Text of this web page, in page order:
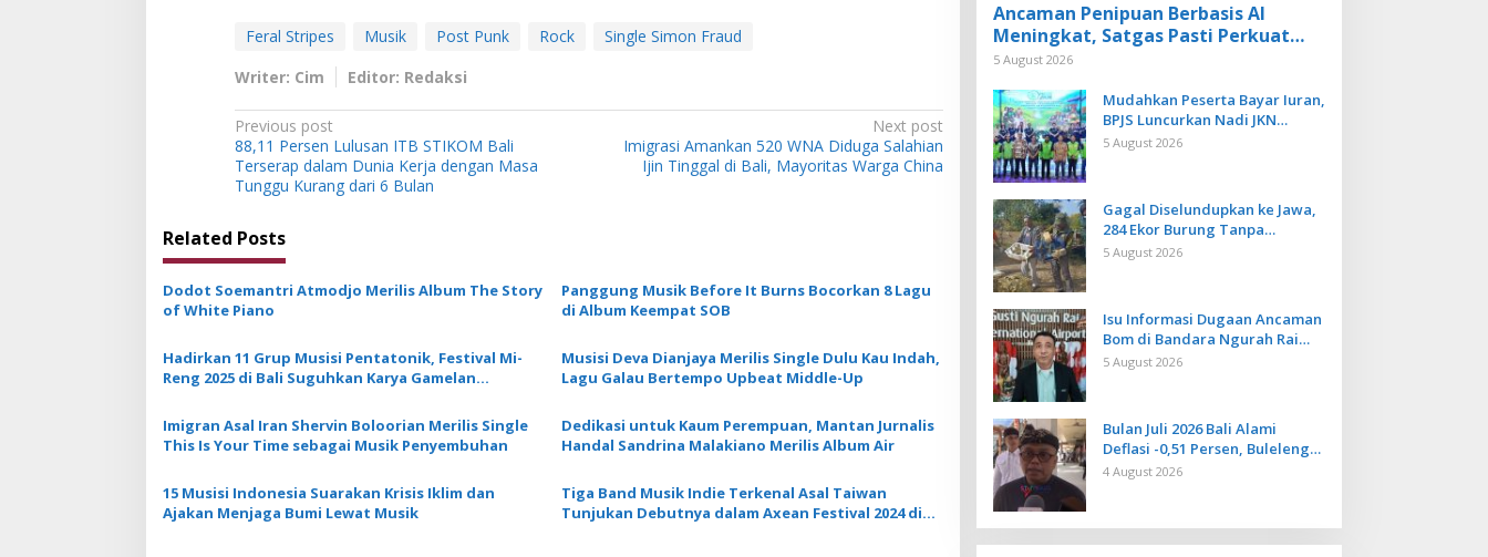
Feral Stripes Musik Post Punk Rock
Single Simon Fraud
Writer: Cim
Editor: Redaksi
P
o
s
t
n
a
v
i
g
t
o
n
Previous post
88,11 Persen Lulusan ITB STIKOM Bali
Terserap dalam Dunia Kerja dengan Masa
Tunggu Kurang dari 6 Bulan
Next post
Imigrasi Amankan 520 WNA Diduga Salahian
Ijin Tinggal di Bali, Mayoritas Warga China
Related Posts
Dodot Soemantri Atmodjo Merilis Album The Story
of White Piano
Panggung Musik Before It Burns Bocorkan 8 Lagu
di Album Keempat SOB
Hadirkan 11 Grup Musisi Pentatonik, Festival Mi-
Reng 2025 di Bali Suguhkan Karya Gamelan
Musisi Deva Dianjaya Merilis Single Dulu Kau Indah,
Lagu Galau Bertempo Upbeat Middle-Up
Imigran Asal Iran Shervin Boloorian Merilis Single
This Is Your Time sebagai Musik Penyembuhan
Dedikasi untuk Kaum Perempuan, Mantan Jurnalis
Handal Sandrina Malakiano Merilis Album Air
15 Musisi Indonesia Suarakan Krisis Iklim dan
Ajakan Menjaga Bumi Lewat Musik
Tiga Band Musik Indie Terkenal Asal Taiwan
Tunjukan Debutnya dalam Axean Festival 2024 di
Ancaman Penipuan Berbasis AI
Meningkat, Satgas Pasti Perkuat
Penindakan dan Pengembangan
5 August 2026
Mudahkan Peserta Bayar Iuran,
BPJS Luncurkan Nadi JKN
dengan Mekanisme Menabung
5 August 2026
Gagal Diselundupkan ke Jawa,
284 Ekor Burung Tanpa
Dokumen Dilepasliarkan Cegah
5 August 2026
Isu Informasi Dugaan Ancaman
Bom di Bandara Ngurah Rai
Bali Tidak Benar, Operasional
5 August 2026
Bulan Juli 2026 Bali Alami
Deflasi -0,51 Persen, Buleleng
Catat Penurunan Terendah
4 August 2026